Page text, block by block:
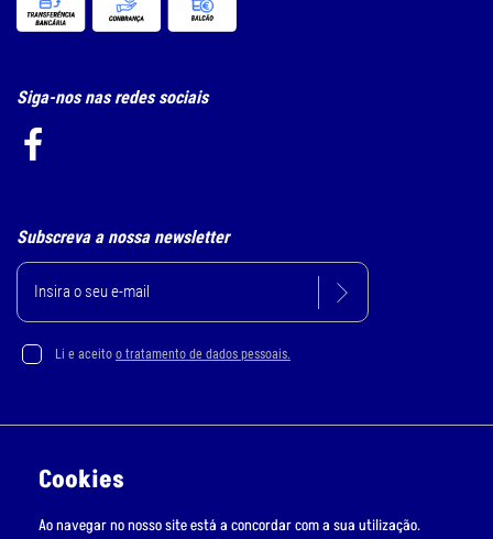
Siga-nos nas redes sociais
Subscreva a nossa newsletter
Li e aceito o tratamento de dados pessoais.
Livro de Reclamações Online
Cookies
Ao navegar no nosso site está a concordar com a sua utilização.